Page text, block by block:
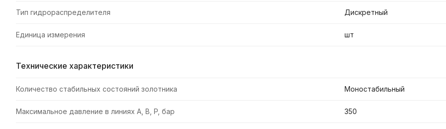
Тип гидрораспределителя Дискретный
Единица измерения шт
Технические характеристики
Количество стабильных состояний золотника Моностабильный
Максимальное давление в линиях A, B, P, бар 350